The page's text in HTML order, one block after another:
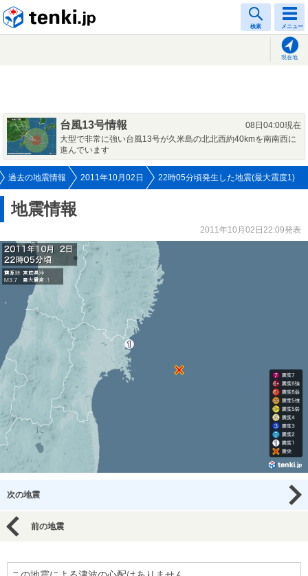
検索 メニュー
現在地
台風13号情報
08日04:00現在
大型で非常に強い台風13号が久米島の北北西約40kmを南南西に
進んでいます
過去の地震情報 2011年10月02日 22時05分頃発生した地震(最大震度1)
地震情報
2011年10月02日22:09発表
次の地震
前の地震